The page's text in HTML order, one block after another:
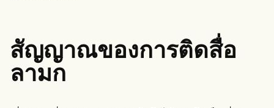
สัญญาณของการติดสื่อ
ลามก